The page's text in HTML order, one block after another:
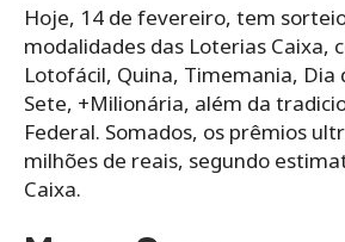
Hoje, 14 de fevereiro, tem
modalidades das Loterias Caixa,
Lotofácil, Quina, Timemania, Dia
Sete, +Milionária, além da
Federal. Somados, os prêmios
milhões de reais, segundo
Caixa.